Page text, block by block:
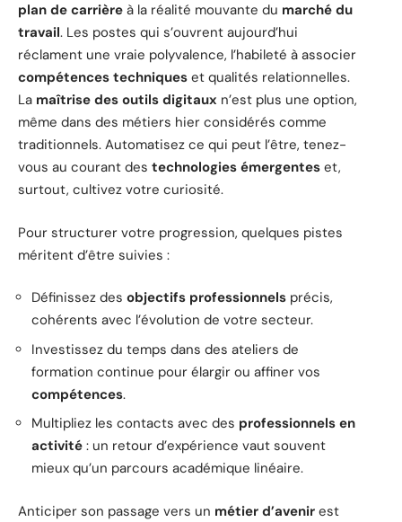
plan de carrière à la réalité mouvante du marché du
travail. Les postes qui s’ouvrent aujourd’hui
réclament une vraie polyvalence, l’habileté à associer
compétences techniques et qualités relationnelles.
La maîtrise des outils digitaux n’est plus une option,
même dans des métiers hier considérés comme
traditionnels. Automatisez ce qui peut l’être, tenez-
vous au courant des technologies émergentes et,
surtout, cultivez votre curiosité.
Pour structurer votre progression, quelques pistes
méritent d’être suivies :
Définissez des objectifs professionnels précis,
cohérents avec l’évolution de votre secteur.
Investissez du temps dans des ateliers de
formation continue pour élargir ou affiner vos
compétences.
Multipliez les contacts avec des professionnels en
activité : un retour d’expérience vaut souvent
mieux qu’un parcours académique linéaire.
Anticiper son passage vers un métier d’avenir est